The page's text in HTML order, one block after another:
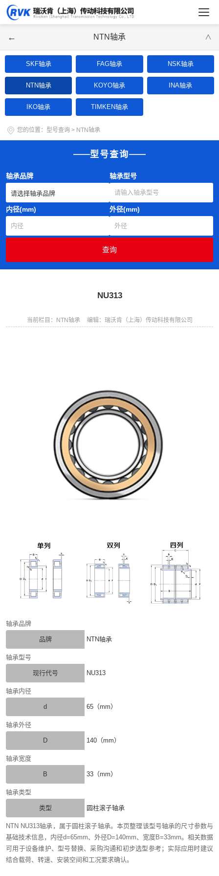
← NTN轴承 ∨
SKF轴承 FAG轴承 NSK轴承
NTN轴承 KOYO轴承 INA轴承
IKO轴承 TIMKEN轴承
您的位置： 型号查询 > NTN轴承
型号查询
轴承品牌 轴承型号
内径(mm) 外径(mm)
NU313
当前栏目：NTN轴承 编辑：瑞沃肯（上海）传动科技有限公司
轴承品牌
品牌 NTN轴承
轴承型号
现行代号 NU313
轴承内径
d 65（mm）
轴承外径
D 140（mm）
轴承宽度
B 33（mm）
轴承类型
类型 圆柱滚子轴承
NTN NU313轴承，属于圆柱滚子轴承。本页整理该型号轴承的尺寸参数与
基础技术信息，内径d=65mm、外径D=140mm、宽度B=33mm。相关数据
可用于设备维护、型号替换、采购沟通和初步选型参考；实际应用时建议
结合载荷、转速、安装空间和工况要求确认。